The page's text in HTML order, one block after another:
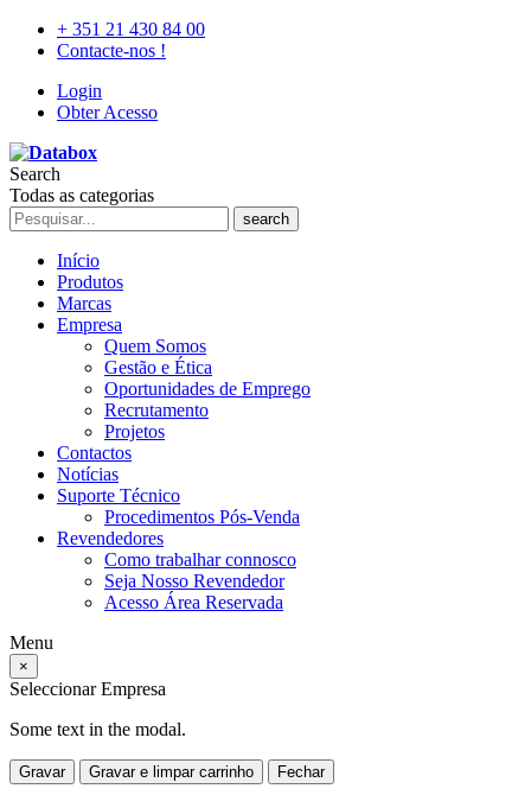
+ 351 21 430 84 00
Contacte-nos !
Login
Obter Acesso
Search
Todas as categorias
search
Início
Produtos
Marcas
Empresa
Quem Somos
Gestão e Ética
Oportunidades de Emprego
Recrutamento
Projetos
Contactos
Notícias
Suporte Técnico
Procedimentos Pós-Venda
Revendedores
Como trabalhar connosco
Seja Nosso Revendedor
Acesso Área Reservada
Menu
×
Seleccionar Empresa
Some text in the modal.
Gravar Gravar e limpar carrinho Fechar